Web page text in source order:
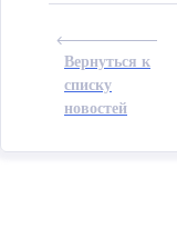
Вернуться к
списку
новостей